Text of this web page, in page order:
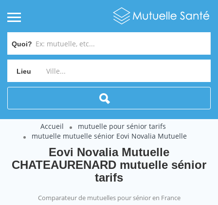
Quoi?
Lieu
Accueil
mutuelle pour sénior tarifs
mutuelle mutuelle sénior Eovi Novalia Mutuelle
Eovi Novalia Mutuelle
CHATEAURENARD mutuelle sénior
tarifs
Comparateur de mutuelles pour sénior en France